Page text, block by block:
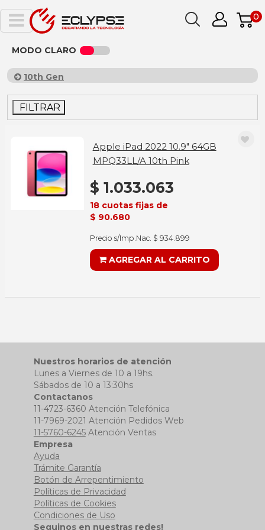
0
MODO CLARO
10th Gen
FILTRAR
Apple iPad 2022 10.9" 64GB
MPQ33LL/A 10th Pink
$ 1.033.063
18 cuotas fijas de
$ 90.680
Precio s/Imp.Nac. $ 934.899
AGREGAR AL CARRITO
Nuestros horarios de atención
Lunes a Viernes de 10 a 19hs.
Sábados de 10 a 13:30hs
Contactanos
11-4723-6360 Atención Telefónica
11-7969-2021 Atención Pedidos Web
11-5760-6245Atención Ventas
Empresa
Ayuda
Trámite Garantía
Botón de Arrepentimiento
Políticas de Privacidad
Políticas de Cookies
Condiciones de Uso
Seguinos en nuestras redes!